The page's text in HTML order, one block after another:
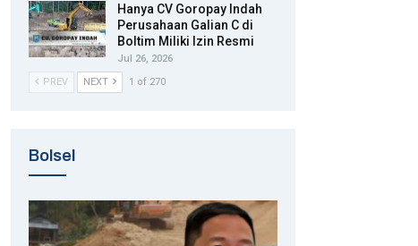
Hanya CV Goropay Indah
Perusahaan Galian C di
Boltim Miliki Izin Resmi
Jul 26, 2026
PREV
NEXT 1 of 270
Bolsel